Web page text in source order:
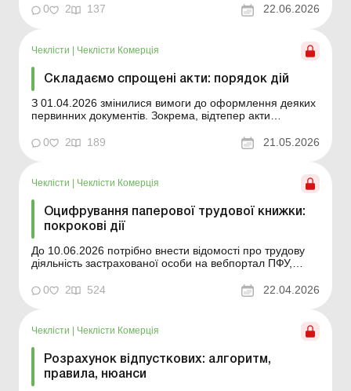
роботи неповнолітніх працівників. Але трудові
відносини з неповнолітніми мають свої особливості.
0 2 137 22.06.2026
Чеклісти | Чеклісти Комерція
Складаємо спрощені акти: порядок дій
З 01.04.2026 змінилися вимоги до оформлення деяких
первинних документів. Зокрема, відтепер акти
бути без підпису замовника (орендаря). Таке
нововведення спрощує документообіг у певних
практичні ...
0 2 189 21.05.2026
Чеклісти | Чеклісти Комерція
Оцифрування паперової трудової книжки:
покрокові дії
До 10.06.2026 потрібно внести відомості про трудову
діяльність застрахованої особи на вебпортал ПФУ,
необхідність установлено Законом від 05.02.2021 №
1217-IX «Про внесення змін до деяких законодавчих
0 2 524 22.04.2026
Чеклісти Чеклісти Комерція
Розрахунок відпусткових: алгоритм,
правила, нюанси